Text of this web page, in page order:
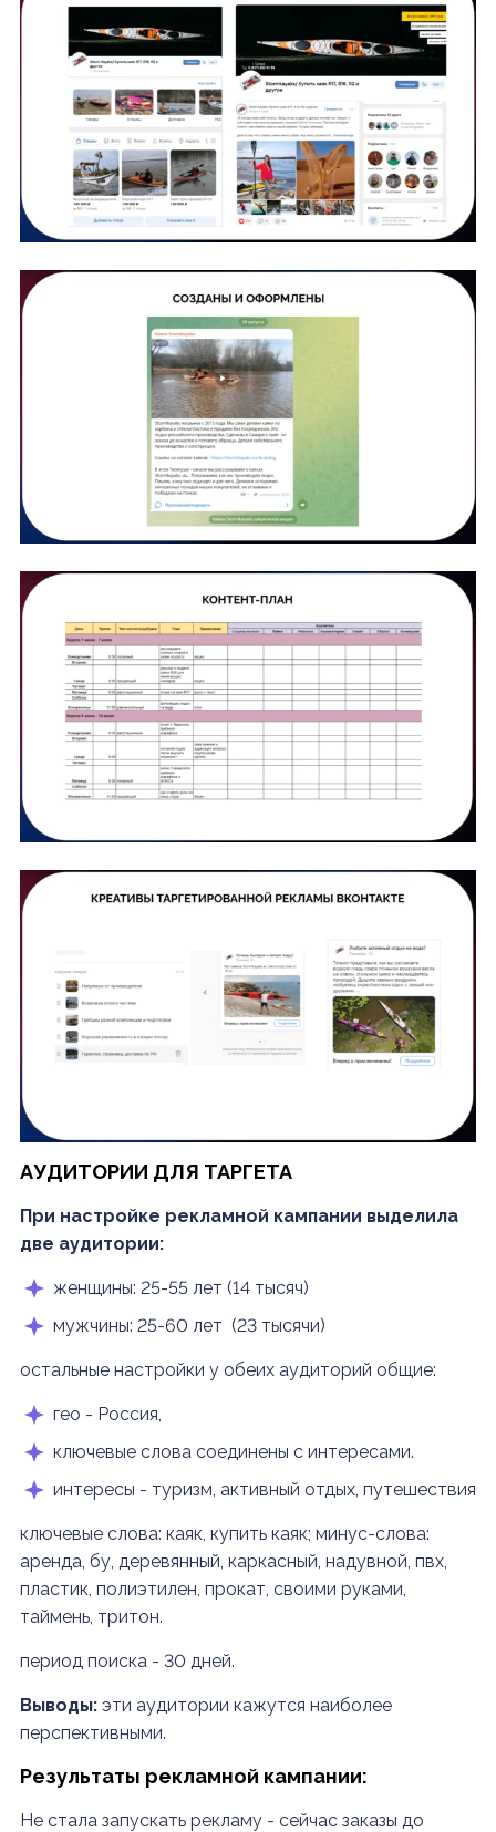
АУДИТОРИИ ДЛЯ ТАРГЕТА
При настройке рекламной кампании выделила
две аудитории:
женщины: 25-55 лет (14 тысяч)
мужчины: 25-60 лет (23 тысячи)
остальные настройки у обеих аудиторий общие:
гео - Россия,
ключевые слова соединены с интересами.
интересы - туризм, активный отдых, путешествия
ключевые слова: каяк, купить каяк; минус-слова:
аренда, бу, деревянный, каркасный, надувной, пвх,
пластик, полиэтилен, прокат, своими руками,
таймень, тритон.
период поиска - 30 дней.
Выводы: эти аудитории кажутся наиболее
перспективными.
Результаты рекламной кампании:
Не стала запускать рекламу - сейчас заказы до